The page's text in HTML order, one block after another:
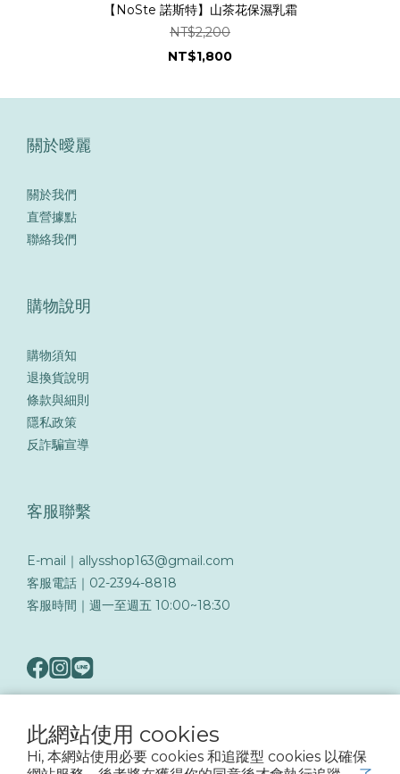
此網站使用 cookies
Hi, 本網站使用必要 cookies 和追蹤型 cookies 以確保
【NoSte 諾斯特】山茶花保濕乳霜
NT$2,200
NT$1,800
關於曖麗
關於我們
直營據點
聯絡我們
購物說明
購物須知
退換貨說明
條款與細則
隱私政策
反詐騙宣導
客服聯繫
E-mail｜allysshop163@gmail.com
客服電話｜02-2394-8818
客服時間｜週一至週五 10:00~18:30
隨著詐騙手法日益翻新，務必提高警覺留意可疑訊息與來電，以保障您的帳戶與交易
安全